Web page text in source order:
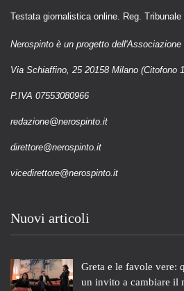
Testata giornalistica online. Reg. Tribunale
Nerospinto è un progetto dell'Associazione
Via Schiaffino, 25 20158 Milano (Citofono
P.IVA 07553080966
redazione@nerospinto.it
direttore@nerospinto.it
vicedirettore@nerospinto.it
Nuovi articoli
Greta e le favole vere:
un invito a cambiare il